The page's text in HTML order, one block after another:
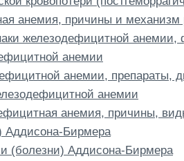
анемия, причины и механизм
железодефицитной
анемии
анемии, препараты,
анемии
анемия, причины,
Аддисона-Бирмера
(болезни) Аддисона-Бирмера